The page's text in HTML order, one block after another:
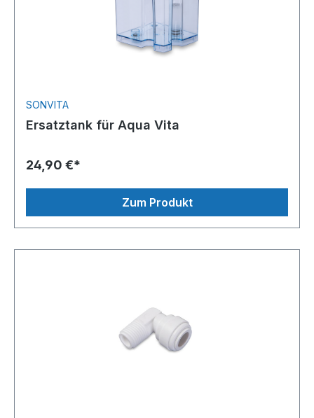
SONVITA
Ersatztank für Aqua Vita
24,90 €*
Zum Produkt